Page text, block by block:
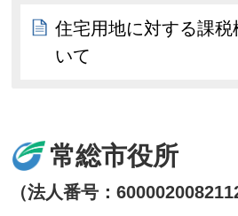
住宅用地に対する課
いて
常総市役所
（法人番号：